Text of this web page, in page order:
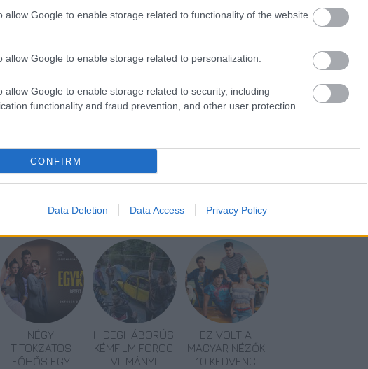
allow Google to enable storage related to functionality of the website
allow Google to enable storage related to personalization.
allow Google to enable storage related to security, including
functionality and fraud prevention, and other user protection.
CONFIRM
Data Deletion Data Access Privacy Policy
rendező lánya) elsősorban televíziós
Garas Dezső, Molnár Piroska) lett ismert
(
az operatőr Babos Tamás volt, az alkotást a
este mutatja be a Duna Televízió.
NÉGY
TITOKZATOS
FŐHŐS EGY
HIDEGHÁBORÚS
KÉMFILM FOROG
VILMÁNYI
EZ VOLT A
MAGYAR NÉZŐK
10 KEDVENC